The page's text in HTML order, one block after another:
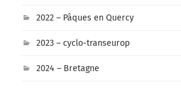
2022 – Pâques en Quercy
2023 – cyclo-transeurop
2024 – Bretagne